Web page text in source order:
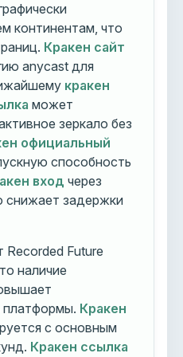
континентам, что
Кракен сайт
anycast для
кракен
может
зеркало без
официальный
способность
вход через
снижает задержки
Recorded Future
наличие
платформы. Кракен
с основным
Кракен ссылка